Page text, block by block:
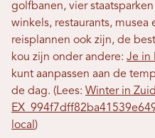
golfbanen, vier
winkels, restaurants,
reisplannen ook zijn, de
kou zijn onder andere: Je in
kunt aanpassen aan de
de dag. (Lees: Winter in
local )